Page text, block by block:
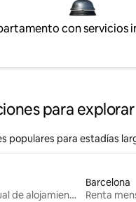
con servicios
para explorar
populares para estadías
Renta mensual de alojamientos
Barcelona